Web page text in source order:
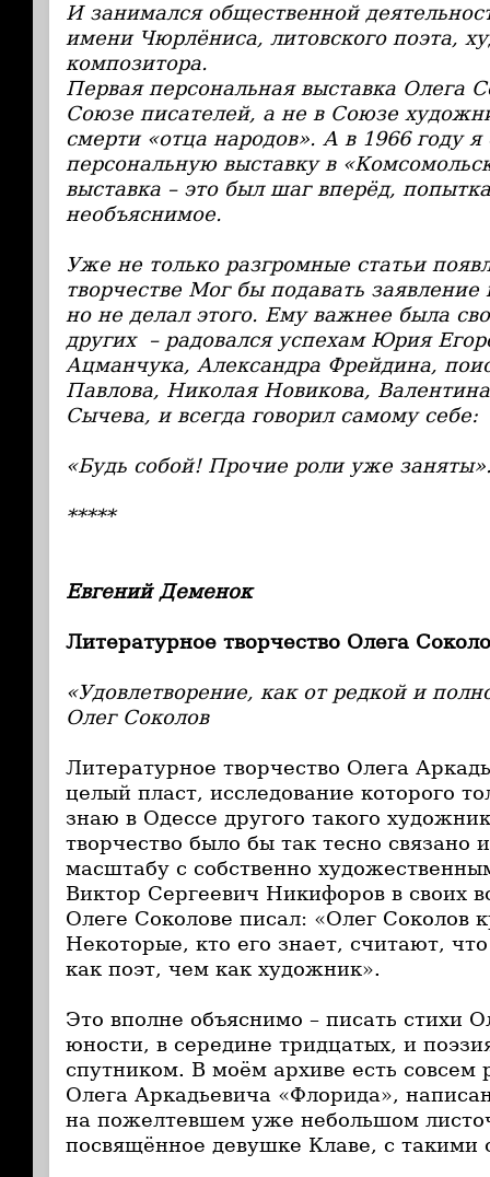
И занимался общественной
имени Чюрлёниса, литовского поэта,
композитора.
Первая персональная выставка Олега
Союзе писателей, а не в Союзе
смерти «отца народов». А в 1966 году я
персональную выставку в
выставка – это был шаг вперёд,
необъяснимое.
Уже не только разгромные статьи
творчестве Мог бы подавать
но не делал этого. Ему важнее была
других – радовался успехам Юрия
Ацманчука, Александра Фрейдина,
Павлова, Николая Новикова,
Сычева, и всегда говорил самому себе:
«Будь собой! Прочие роли уже
*****
Евгений Деменок
Литературное творчество Олега
«Удовлетворение, как от редкой и
Олег Соколов
Литературное творчество Олега
целый пласт, исследование которого
знаю в Одессе другого такого
творчество было бы так тесно связано
масштабу с собственно
Виктор Сергеевич Никифоров в своих
Олеге Соколове писал: «Олег Соколов
Некоторые, кто его знает, считают,
как поэт, чем как художник».
Это вполне объяснимо – писать стихи
юности, в середине тридцатых, и
спутником. В моём архиве есть совсем
Олега Аркадьевича «Флорида»,
на пожелтевшем уже небольшом
посвящённое девушке Клаве, с такими